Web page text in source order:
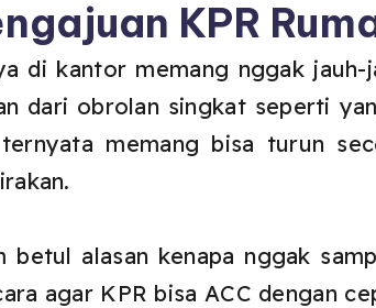
KPR
di kantor memang nggak
dari obrolan singkat seperti
memang bisa turun
betul alasan kenapa nggak
agar KPR bisa ACC dengan